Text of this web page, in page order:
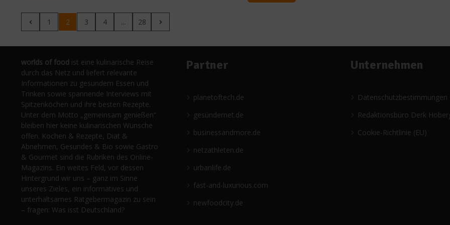
1 2 3 4 ... 28
worlds of food ist eine kulinarische Reise
durch das Netz und liefert relevante
Informationen zu gesundem Essen und
Trinken sowie spannende Interviews mit
Spitzenköchen und ihre besten Rezepte.
Unter dem Motto „gemeinsam genießen“
bleiben hier keine kulinarischen Wünsche
offen. Kochen & Rezepte, Diät &
Abnehmen, Gesundes & Bio sowie Gastro
& Gourmet sind die Rubriken des Online-
Magazins. Ein weites Feld, vor dessen
Hintergrund wir uns – ganz im Sinne
unseres Zieles, ein informatives und
unterhaltsames Ratgebermagazin zu sein
– fragen: Was isst Deutschland?
Partner
planetoftech.de
gesündernet.de
businessandmore.de
netzathleten.de
urbanlife.de
fast-and-luxurious.com
newfoodcity.de
Unternehmen
Datenschutzbestimmungen
Redaktionsbüro Derk
Cookie-Richtlinie (EU)